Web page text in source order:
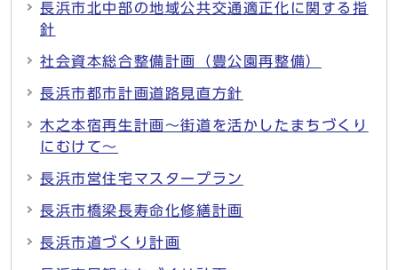
長浜市北中部の地域公共交通適正化に関する指
針
社会資本総合整備計画（豊公園再整備）
長浜市都市計画道路見直方針
木之本宿再生計画～街道を活かしたまちづくり
にむけて～
長浜市営住宅マスタープラン
長浜市橋梁長寿命化修繕計画
長浜市道づくり計画